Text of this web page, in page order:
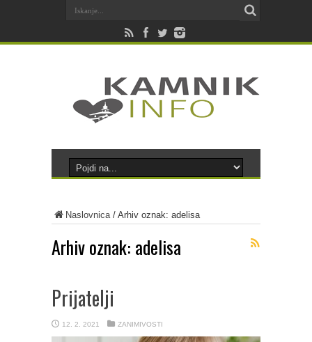
Naslovnica/ Arhiv oznak: adelisa
Arhiv oznak: adelisa
Prijatelji
12. 2. 2021 ZANIMIVOSTI